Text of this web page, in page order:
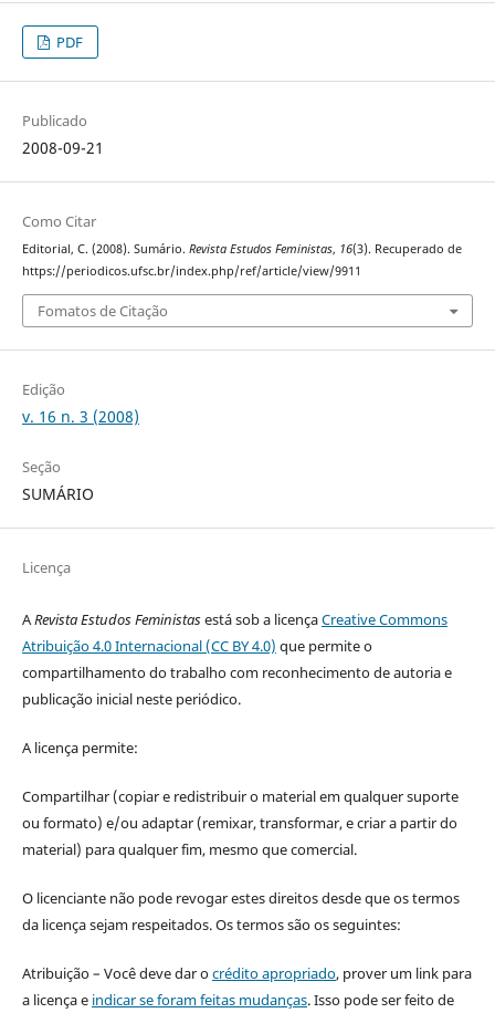
PDF
Publicado
2008-09-21
Como Citar
Editorial, C. (2008). Sumário. Revista Estudos Feministas, 16(3). Recuperado de
https://periodicos.ufsc.br/index.php/ref/article/view/9911
Fomatos de Citação
Edição
v. 16 n. 3 (2008)
Seção
SUMÁRIO
Licença
ARevista Estudos Feministasestá sob a licençaCreative Commons
Atribuição 4.0 Internacional (CC BY 4.0) que permite o
compartilhamento do trabalho com reconhecimento de autoria e
publicação inicial neste periódico.
A licença permite:
Compartilhar (copiar e redistribuir o material em qualquer suporte
ou formato) e/ou adaptar (remixar, transformar, e criar a partir do
material) para qualquer fim, mesmo que comercial.
O licenciante não pode revogar estes direitos desde que os termos
da licença sejam respeitados. Os termos são os seguintes:
Atribuição – Você deve dar ocrédito apropriado, prover um link para
a licença e indicar se foram feitas mudanças. Isso pode ser feito de